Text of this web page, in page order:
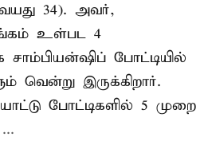
34). அவர்,
உள்பட 4
போட்டியில்
வென்று இருக்கிறார்.
போட்டிகளில் 5 முறை